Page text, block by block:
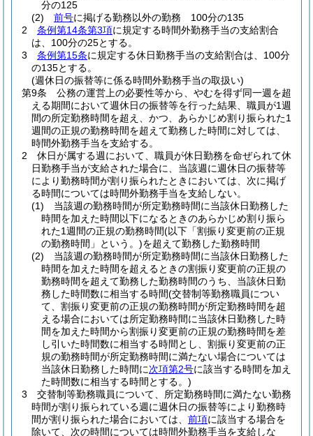
分の125
(2)
前号に掲げる勤務以外の勤務 100分の135
2
条例第14条第3項に規定する時間外勤務手当の支給割合
は、100分の25とする。
3
条例第15条に規定する休日勤務手当の支給割合は、100分
の135とする。
(週休日の振替等に係る時間外勤務手当の取扱い)
第9条
公務の運営上の必要性等から、やむを得ず同一週を超
える期間において週休日の振替等を行った結果、職員が1週
間の所定勤務時間を超え、かつ、あらかじめ割り振られた1
週間の正規の勤務時間を超えて勤務した時間に対しては、
時間外勤務手当を支給する。
2
休日が属する週において、職員が休日勤務を命ぜられて休
日勤務手当が支給された場合に、当該週に週休日の振替等
により勤務時間が割り振られたときにおいては、次に掲げ
る時間については時間外勤務手当を支給しない。
(1)
当該週の勤務時間が所定勤務時間に当該休日勤務した
時間を加えた時間以下になるときのあらかじめ割り振ら
れた1週間の正規の勤務時間(以下「割振り変更前の正規
の勤務時間」という。)を超えて勤務した勤務時間
(2)
当該週の勤務時間が所定勤務時間に当該休日勤務した
時間を加えた時間を超えるときの割振り変更前の正規の
勤務時間を超えて勤務した勤務時間のうち、当該休日勤
務した時間数に相当する時間(交替制等勤務職員につい
て、割振り変更前の正規の勤務時間が所定勤務時間を超
える場合においては所定勤務時間に当該休日勤務した時
間を加えた時間から割振り変更前の正規の勤務時間を差
し引いた時間数に相当する時間とし、割振り変更前の正
規の勤務時間が所定勤務時間に満たない場合については
当該休日勤務した時間に次項第2号に該当する時間を加え
た時間数に相当する時間とする。)
3
交替制等勤務職員について、所定勤務時間に満たない勤務
時間が割り振られている週に週休日の振替等により勤務時
間が割り振られた場合においては、 前項に該当する場合を
除いて、次の時間については時間外勤務手当を支給しな